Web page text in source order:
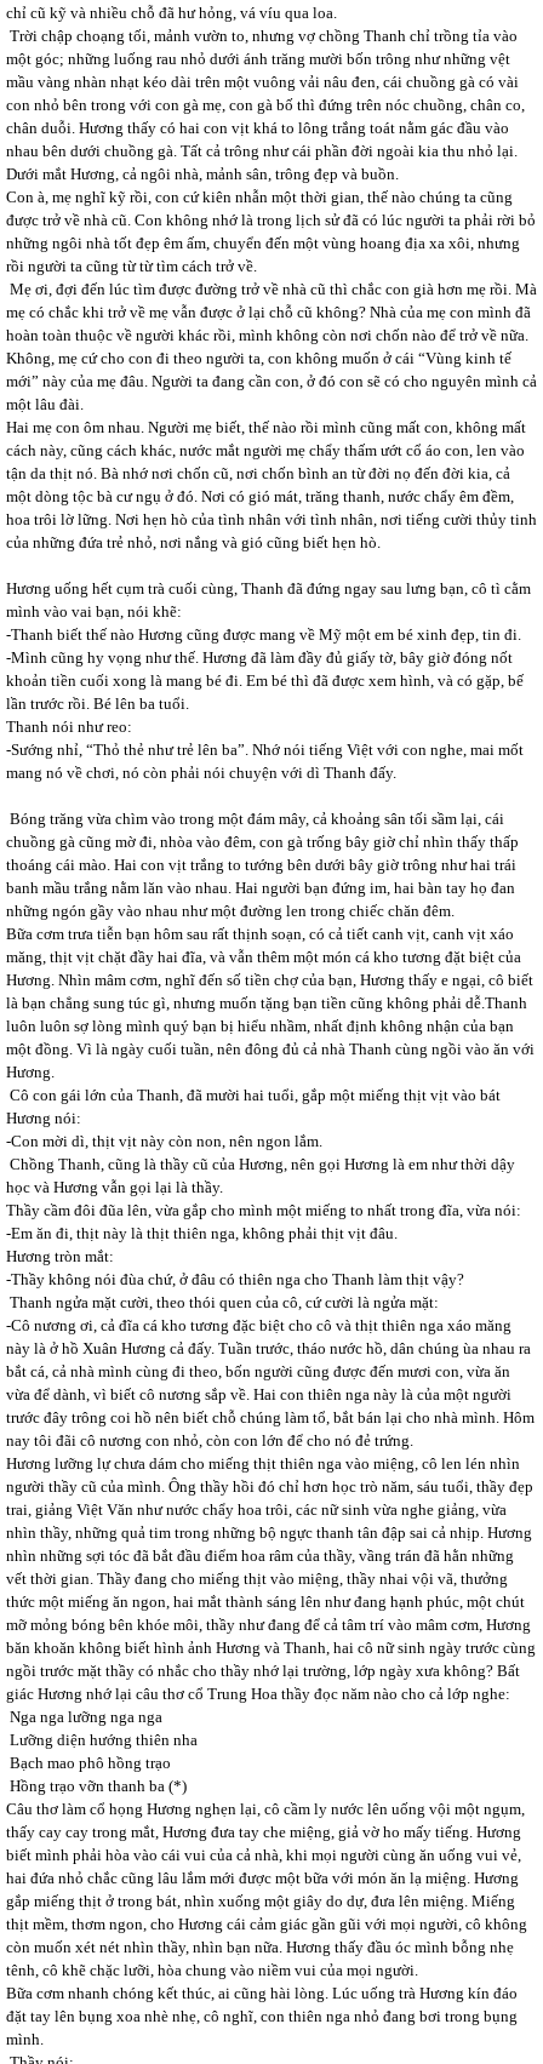
chỉ cũ kỹ và nhiều chỗ đã hư hỏng, vá víu qua loa.
Trời chập choạng tối, mảnh vườn to, nhưng vợ chồng Thanh chỉ trồng tỉa vào
một góc; những luống rau nhỏ dưới ánh trăng mười bốn trông như những vệt
mầu vàng nhàn nhạt kéo dài trên một vuông vải nâu đen, cái chuồng gà có vài
con nhỏ bên trong với con gà mẹ, con gà bố thì đứng trên nóc chuồng, chân co,
chân duỗi. Hương thấy có hai con vịt khá to lông trắng toát nằm gác đầu vào
nhau bên dưới chuồng gà. Tất cả trông như cái phần đời ngoài kia thu nhỏ lại.
Dưới mắt Hương, cả ngôi nhà, mảnh sân, trông đẹp và buồn.
Con à, mẹ nghĩ kỹ rồi, con cứ kiên nhẫn một thời gian, thế nào chúng ta cũng
được trở về nhà cũ. Con không nhớ là trong lịch sử đã có lúc người ta phải rời bỏ
những ngôi nhà tốt đẹp êm ấm, chuyển đến một vùng hoang địa xa xôi, nhưng
rồi người ta cũng từ từ tìm cách trở về.
Mẹ ơi, đợi đến lúc tìm được đường trở về nhà cũ thì chắc con già hơn mẹ rồi. Mà
mẹ có chắc khi trở về mẹ vẫn được ở lại chỗ cũ không? Nhà của mẹ con mình đã
hoàn toàn thuộc về người khác rồi, mình không còn nơi chốn nào để trở về nữa.
Không, mẹ cứ cho con đi theo người ta, con không muốn ở cái “Vùng kinh tế
mới” này của mẹ đâu. Người ta đang cần con, ở đó con sẽ có cho nguyên mình cả
một lâu đài.
Hai mẹ con ôm nhau. Người mẹ biết, thế nào rồi mình cũng mất con, không mất
cách này, cũng cách khác, nước mắt người mẹ chẩy thấm ướt cổ áo con, len vào
tận da thịt nó. Bà nhớ nơi chốn cũ, nơi chốn bình an từ đời nọ đến đời kia, cả
một dòng tộc bà cư ngụ ở đó. Nơi có gió mát, trăng thanh, nước chẩy êm đềm,
hoa trôi lờ lững. Nơi hẹn hò của tình nhân với tình nhân, nơi tiếng cười thủy tinh
của những đứa trẻ nhỏ, nơi nắng và gió cũng biết hẹn hò.
Hương uống hết cụm trà cuối cùng, Thanh đã đứng ngay sau lưng bạn, cô tì cằm
mình vào vai bạn, nói khẽ:
-Thanh biết thế nào Hương cũng được mang về Mỹ một em bé xinh đẹp, tin đi.
-Mình cũng hy vọng như thế. Hương đã làm đầy đủ giấy tờ, bây giờ đóng nốt
khoản tiền cuối xong là mang bé đi. Em bé thì đã được xem hình, và có gặp, bế
lần trước rồi. Bé lên ba tuổi.
Thanh nói như reo:
-Sướng nhỉ, “Thỏ thẻ như trẻ lên ba”. Nhớ nói tiếng Việt với con nghe, mai mốt
mang nó về chơi, nó còn phải nói chuyện với dì Thanh đấy.
Bóng trăng vừa chìm vào trong một đám mây, cả khoảng sân tối sầm lại, cái
chuồng gà cũng mờ đi, nhòa vào đêm, con gà trống bây giờ chỉ nhìn thấy thấp
thoáng cái mào. Hai con vịt trắng to tướng bên dưới bây giờ trông như hai trái
banh mầu trắng nằm lăn vào nhau. Hai người bạn đứng im, hai bàn tay họ đan
những ngón gầy vào nhau như một đường len trong chiếc chăn đêm.
Bữa cơm trưa tiễn bạn hôm sau rất thịnh soạn, có cả tiết canh vịt, canh vịt xáo
măng, thịt vịt chặt đầy hai đĩa, và vẫn thêm một món cá kho tương đặt biệt của
Hương. Nhìn mâm cơm, nghĩ đến số tiền chợ của bạn, Hương thấy e ngại, cô biết
là bạn chẳng sung túc gì, nhưng muốn tặng bạn tiền cũng không phải dễ.Thanh
luôn luôn sợ lòng mình quý bạn bị hiểu nhầm, nhất định không nhận của bạn
một đồng. Vì là ngày cuối tuần, nên đông đủ cả nhà Thanh cùng ngồi vào ăn với
Hương.
Cô con gái lớn của Thanh, đã mười hai tuổi, gắp một miếng thịt vịt vào bát
Hương nói:
-Con mời dì, thịt vịt này còn non, nên ngon lắm.
Chồng Thanh, cũng là thầy cũ của Hương, nên gọi Hương là em như thời dậy
học và Hương vẫn gọi lại là thầy.
Thầy cầm đôi đũa lên, vừa gắp cho mình một miếng to nhất trong đĩa, vừa nói:
-Em ăn đi, thịt này là thịt thiên nga, không phải thịt vịt đâu.
Hương tròn mắt:
-Thầy không nói đùa chứ, ở đâu có thiên nga cho Thanh làm thịt vậy?
Thanh ngửa mặt cười, theo thói quen của cô, cứ cười là ngửa mặt:
-Cô nương ơi, cả đĩa cá kho tương đặc biệt cho cô và thịt thiên nga xáo măng
này là ở hồ Xuân Hương cả đấy. Tuần trước, tháo nước hồ, dân chúng ùa nhau ra
bắt cá, cả nhà mình cùng đi theo, bốn người cũng được đến mươi con, vừa ăn
vừa để dành, vì biết cô nương sắp về. Hai con thiên nga này là của một người
trước đây trông coi hồ nên biết chỗ chúng làm tổ, bắt bán lại cho nhà mình. Hôm
nay tôi đãi cô nương con nhỏ, còn con lớn để cho nó đẻ trứng.
Hương lưỡng lự chưa dám cho miếng thịt thiên nga vào miệng, cô len lén nhìn
người thầy cũ của mình. Ông thầy hồi đó chỉ hơn học trò năm, sáu tuổi, thầy đẹp
trai, giảng Việt Văn như nước chẩy hoa trôi, các nữ sinh vừa nghe giảng, vừa
nhìn thầy, những quả tim trong những bộ ngực thanh tân đập sai cả nhịp. Hương
nhìn những sợi tóc đã bắt đầu điểm hoa râm của thầy, vầng trán đã hằn những
vết thời gian. Thầy đang cho miếng thịt vào miệng, thầy nhai vội vã, thưởng
thức một miếng ăn ngon, hai mắt thành sáng lên như đang hạnh phúc, một chút
mỡ mỏng bóng bên khóe môi, thầy như đang để cả tâm trí vào mâm cơm, Hương
băn khoăn không biết hình ảnh Hương và Thanh, hai cô nữ sinh ngày trước cùng
ngồi trước mặt thầy có nhắc cho thầy nhớ lại trường, lớp ngày xưa không? Bất
giác Hương nhớ lại câu thơ cổ Trung Hoa thầy đọc năm nào cho cả lớp nghe:
Nga nga lưỡng nga nga
Lưỡng diện hướng thiên nha
Bạch mao phô hồng trạo
Hồng trạo vỡn thanh ba (*)
Câu thơ làm cổ họng Hương nghẹn lại, cô cầm ly nước lên uống vội một ngụm,
thấy cay cay trong mắt, Hương đưa tay che miệng, giả vờ ho mấy tiếng. Hương
biết mình phải hòa vào cái vui của cả nhà, khi mọi người cùng ăn uống vui vẻ,
hai đứa nhỏ chắc cũng lâu lắm mới được một bữa với món ăn lạ miệng. Hương
gắp miếng thịt ở trong bát, nhìn xuống một giây do dự, đưa lên miệng. Miếng
thịt mềm, thơm ngon, cho Hương cái cảm giác gần gũi với mọi người, cô không
còn muốn xét nét nhìn thầy, nhìn bạn nữa. Hương thấy đầu óc mình bỗng nhẹ
tênh, cô khẽ chặc lưỡi, hòa chung vào niềm vui của mọi người.
Bữa cơm nhanh chóng kết thúc, ai cũng hài lòng. Lúc uống trà Hương kín đáo
đặt tay lên bụng xoa nhè nhẹ, cô nghĩ, con thiên nga nhỏ đang bơi trong bụng
mình.